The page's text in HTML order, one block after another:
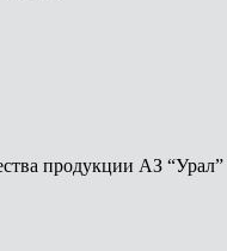
продукции АЗ “Урал”